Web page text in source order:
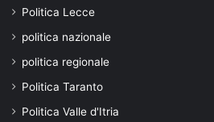
Politica Lecce
politica nazionale
politica regionale
Politica Taranto
Politica Valle d'Itria